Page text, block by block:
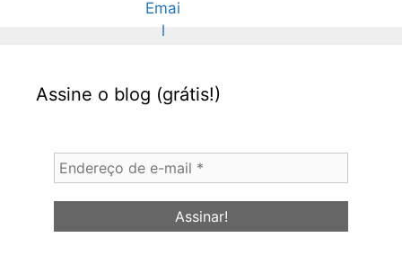
Assine o blog (grátis!)
Endereço
de
e-